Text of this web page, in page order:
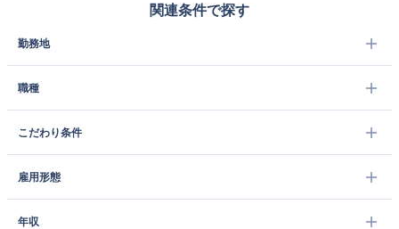
関連条件で探す
勤務地
職種
こだわり条件
雇用形態
年収